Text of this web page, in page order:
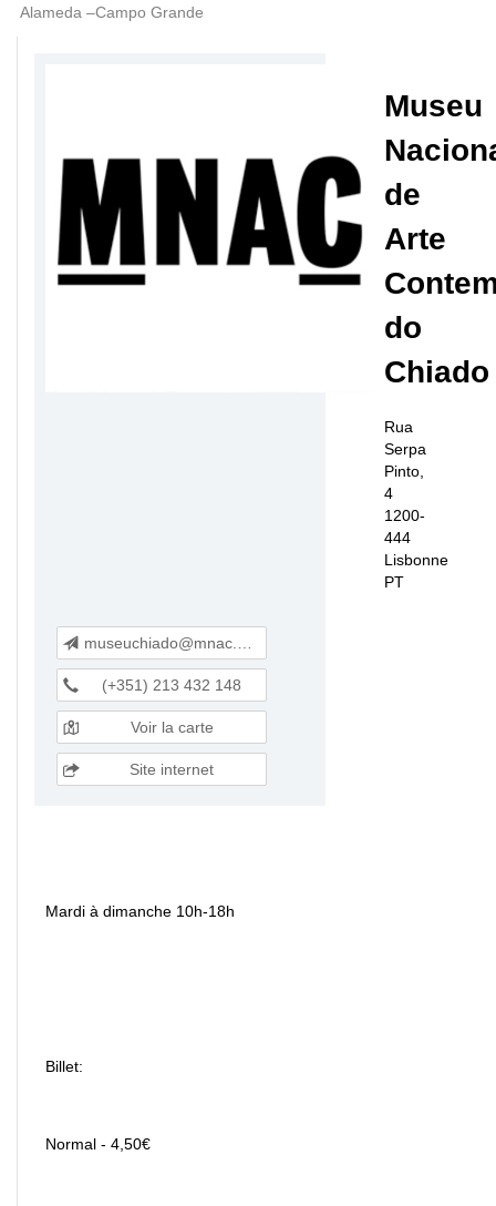
Alameda –Campo Grande
Museu
de
Arte
do
Chiado
Rua
Serpa
Pinto,
4
1200-
444
Lisbonne
PT
museuchiado@mnac.dgpc.pt
(+351) 213 432 148
Voir la carte
Site internet
Mardi à dimanche 10h-18h
Billet:
Normal - 4,50€